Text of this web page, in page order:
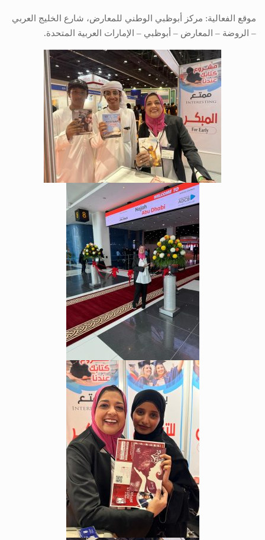
موقع الفعالية: مركز أبوظبي الوطني للمعارض، شارع الخليج العربي
– الروضة – المعارض – أبوظبي – الإمارات العربية المتحدة.